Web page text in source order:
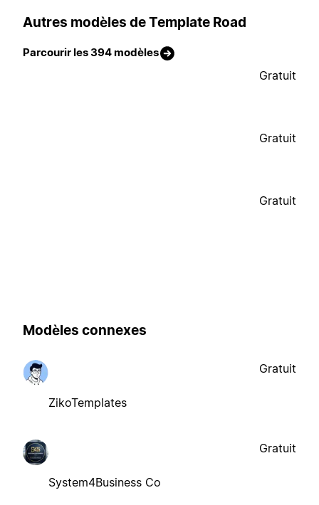
Autres modèles de Template Road
Parcourir les 394 modèles
Gratuit
Gratuit
Gratuit
Modèles connexes
ZikoTemplates
Gratuit
System4Business Co
Gratuit